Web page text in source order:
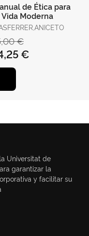
de Ética para
Vida Moderna
€
€
Universitat de
garantizar la
y facilitar su